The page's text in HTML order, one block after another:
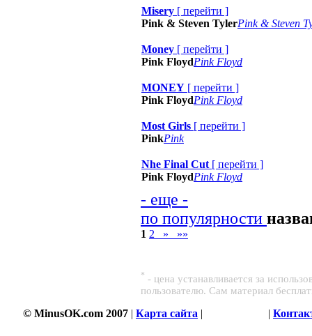
Misery [ перейти ]
Pink & Steven TylerPink & Steven
Money [ перейти ]
Pink FloydPink Floyd
MONEY [ перейти ]
Pink FloydPink Floyd
Most Girls [ перейти ]
PinkPink
Nhe Final Cut [ перейти ]
Pink FloydPink Floyd
- еще -
по популярности
1 2 » »»
* - цена устанавливается за
пользователю. Сам материал
© MinusOK.com 2007 | Карта сайта | |